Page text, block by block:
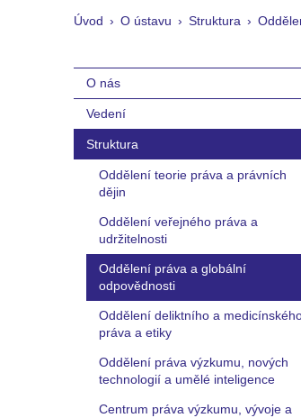
Úvod O ústavu Struktura
O nás
Vedení
Struktura
Oddělení teorie práva a právních
dějin
Oddělení veřejného práva a
udržitelnosti
Oddělení práva a globální
odpovědnosti
Oddělení deliktního a
práva a etiky
Oddělení práva výzkumu, nových
technologií a umělé inteligence
Centrum práva výzkumu, vývoje a